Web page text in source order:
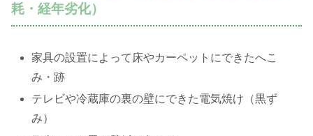
耗・経年劣化）
家具の設置によって床やカーペットにできたへこ
み・跡
テレビや冷蔵庫の裏の壁にできた電気焼け（黒ず
み）